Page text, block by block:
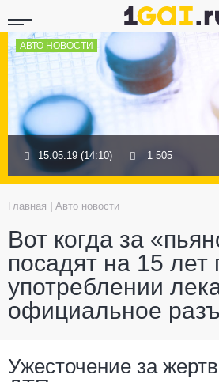
АВТО НОВОСТИ
15.05.19 (14:10) 1 505
Главная Авто новости
Вот когда за
посадят на 15 лет
употреблении
официальное
Ужесточение за